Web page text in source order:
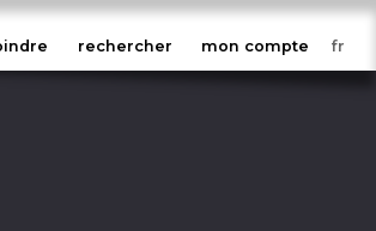
rechercher mon compte